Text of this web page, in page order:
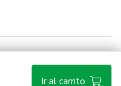
Ir al carrito